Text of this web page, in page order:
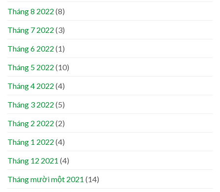
Tháng 8 2022 (8)
Tháng 7 2022 (3)
Tháng 6 2022 (1)
Tháng 5 2022 (10)
Tháng 4 2022 (4)
Tháng 3 2022 (5)
Tháng 2 2022 (2)
Tháng 1 2022 (4)
Tháng 12 2021 (4)
Tháng mười một 2021 (14)